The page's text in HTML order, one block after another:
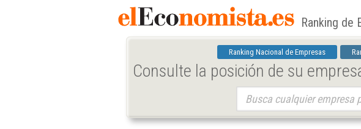
Ranking de
Ranking Nacional de Empresas
Consulte la posición de su